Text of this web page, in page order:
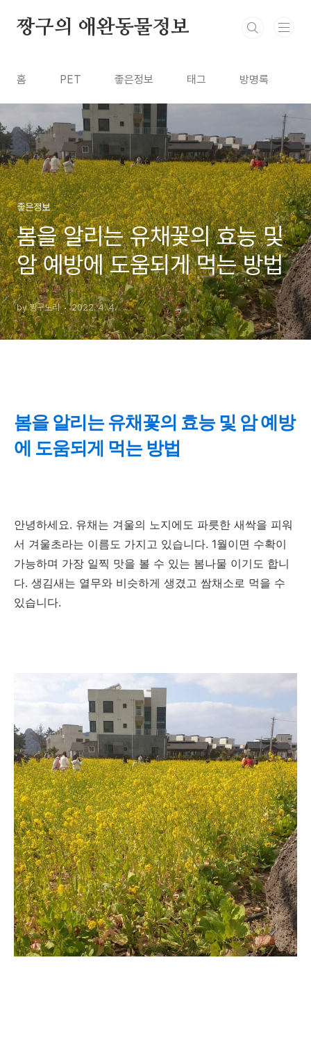
짱구의 애완동물정보
홈 PET 좋은정보 태그 방명록
좋은정보
봄을 알리는 유채꽃의 효능 및
암 예방에 도움되게 먹는 방법
by 짱구노리 2022. 4. 4.
봄을 알리는 유채꽃의 효능 및 암 예방
에 도움되게 먹는 방법
안녕하세요. 유채는 겨울의 노지에도 파릇한 새싹을 피워
서 겨울초라는 이름도 가지고 있습니다. 1월이면 수확이
가능하며 가장 일찍 맛을 볼 수 있는 봄나물 이기도 합니
다. 생김새는 열무와 비슷하게 생겼고 쌈채소로 먹을 수
있습니다.